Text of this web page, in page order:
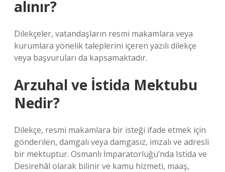
alınır?
Dilekçeler, vatandaşların resmi makamlara veya
kurumlara yönelik taleplerini içeren yazılı dilekçe
veya başvuruları da kapsamaktadır.
Arzuhal ve İstida Mektubu
Nedir?
Dilekçe, resmi makamlara bir isteği ifade etmek için
gönderilen, damgalı veya damgasız, imzalı ve adresli
bir mektuptur. Osmanlı İmparatorluğu’nda Istida ve
Desirehâl olarak bilinir ve kamu hizmeti, maaş,